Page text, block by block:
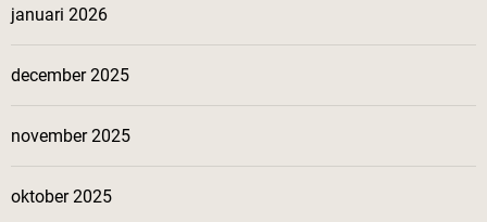
januari 2026
december 2025
november 2025
oktober 2025